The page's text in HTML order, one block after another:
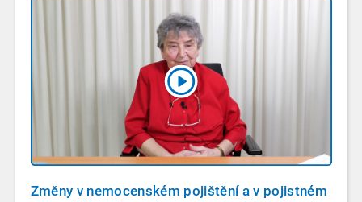
Změny v nemocenském pojištění a v pojistném